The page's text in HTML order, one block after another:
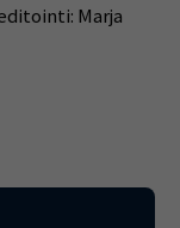
Marja